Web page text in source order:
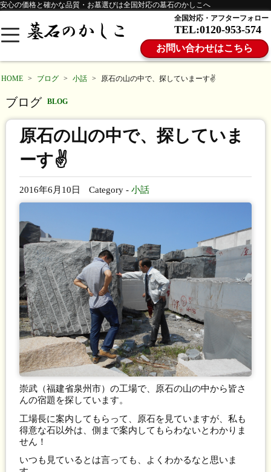
安心の価格と確かな品質・お墓選びは全国対応の墓石のかしこへ
全国対応・アフターフォロー
TEL:0120-953-574
お問い合わせはこちら
HOME > ブログ > 小話 > 原石の山の中で、探していまーす✌
ブログ BLOG
原石の山の中で、探していま
ーす✌
2016年6月10日 Category -小話
崇武（福建省泉州市）の工場で、原石の山の中から皆さ
んの宿題を探しています。
工場長に案内してもらって、原石を見ていますが、私も
得意な石以外は、側まで案内してもらわないとわかりま
せん！
いつも見ているとは言っても、よくわかるなと思いま